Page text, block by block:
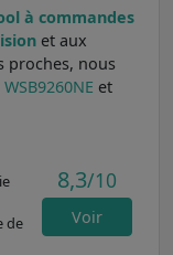
à commandes
et aux
proches, nous
WSB9260NE et
de
8,3/10
Voir